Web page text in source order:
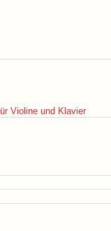
Violine und Klavier